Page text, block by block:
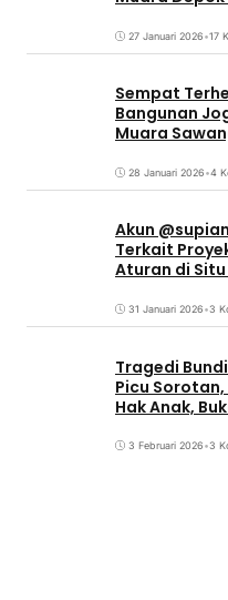
27 Januari 2026•17
Sempat
Bangunan
Muara
28 Januari 2026•4
Akun
Terkait
Aturan di
31 Januari 2026•3
Tragedi
Picu Sorotan,
Hak Anak,
3 Februari 2026•3